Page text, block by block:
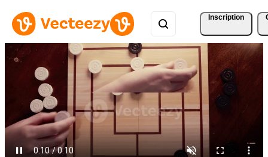
Inscription